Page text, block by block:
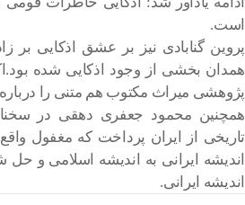
است.
پروین گنابادی نیز بر عشق اذکایی بر
همدان بخشی از وجود اذکایی شده
پژوهشی میراث مکتوب هم متنی را درباره
همچنین محمود جعفری دهقی در
تاریخی از ایران پرداخت که مغفول
اندیشه ایرانی به اندیشه اسلامی و
اندیشه ایرانی.